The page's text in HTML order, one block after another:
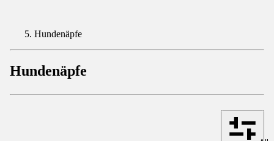
Hundenäpfe
Hundenäpfe